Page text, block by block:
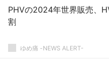
PHVの2024年世界販売、
割
ゆめ痛 -NEWS ALERT-